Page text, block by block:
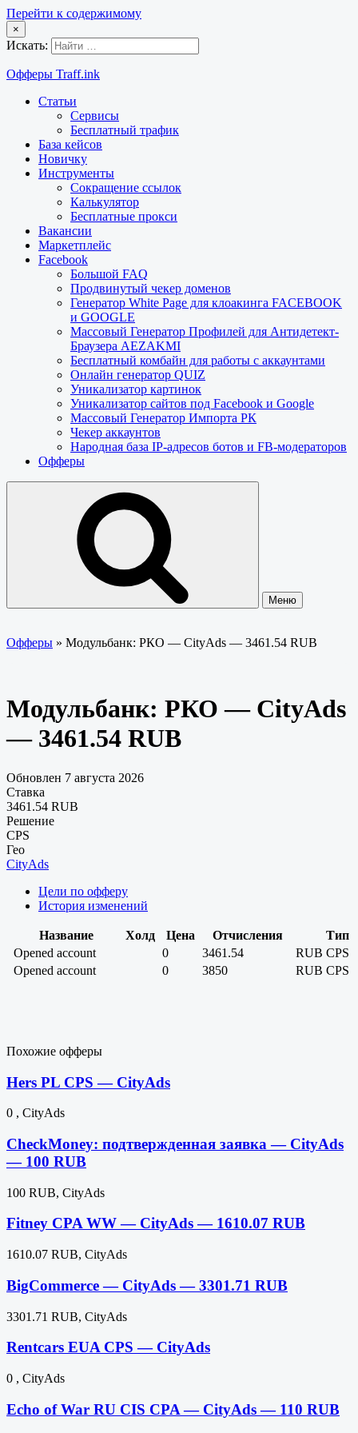
Перейти к содержимому
×
Искать:
Офферы Traff.ink
Статьи
Сервисы
Бесплатный трафик
База кейсов
Новичку
Инструменты
Сокращение ссылок
Калькулятор
Бесплатные прокси
Вакансии
Маркетплейс
Facebook
Большой FAQ
Продвинутый чекер доменов
Генератор White Page для клоакинга FACEBOOK
и GOOGLE
Массовый Генератор Профилей для Антидетект-
Браузера AEZAKMI
Бесплатный комбайн для работы с аккаунтами
Онлайн генератор QUIZ
Уникализатор картинок
Уникализатор сайтов под Facebook и Google
Массовый Генератор Импорта РК
Чекер аккаунтов
Народная база IP-адресов ботов и FB-модераторов
Офферы
Меню
Офферы » Модульбанк: РКО — CityAds — 3461.54 RUB
Модульбанк: РКО — CityAds
— 3461.54 RUB
Обновлен 7 августа 2026
Ставка
3461.54 RUB
Решение
CPS
Гео
CityAds
Цели по офферу
История изменений
Название Холд Цена Отчисления
Тип
Opened account
0 3461.54 RUB CPS
Opened account
0 3850 RUB CPS
Похожие офферы
Hers PL CPS — CityAds
0 , CityAds
CheckMoney: подтвержденная заявка — CityAds
— 100 RUB
100 RUB, CityAds
Fitney CPA WW — CityAds — 1610.07 RUB
1610.07 RUB, CityAds
BigCommerce — CityAds — 3301.71 RUB
3301.71 RUB, CityAds
Rentcars EUA CPS — CityAds
0 , CityAds
Echo of War RU CIS CPA — CityAds — 110 RUB